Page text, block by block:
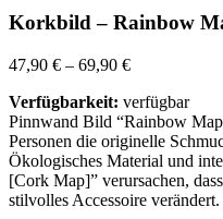
Korkbild – Rainbow
47,90 € – 69,90 €
Verfügbarkeit: verfügbar
Pinnwand Bild “Rainbow
Personen die originelle
Ökologisches Material und
[Cork Map]” verursachen,
stilvolles Accessoire verändert.